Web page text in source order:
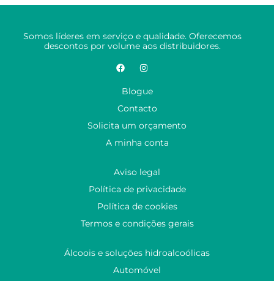
Somos líderes em serviço e qualidade. Oferecemos
descontos por volume aos distribuidores.
Blogue
Contacto
Solicita um orçamento
A minha conta
Aviso legal
Política de privacidade
Política de cookies
Termos e condições gerais
Álcoois e soluções hidroalcoólicas
Automóvel